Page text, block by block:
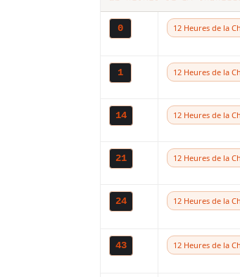
0 12 Heures de la
1 12 Heures de la
14 12 Heures de la
21 12 Heures de la
24 12 Heures de la
43 12 Heures de la
Sables
17/18
7/8
12/13